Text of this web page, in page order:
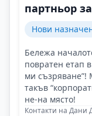
партньор
Нови
Бележа
повратен етап
ми съзряване”!
такъв
не-на място!
Контакти на Дани